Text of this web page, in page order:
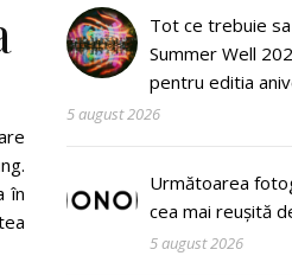
în
Tot ce trebuie
Summer Well
pentru editia
5 august 2026
Următoarea
cea mai reușită
5 august 2026